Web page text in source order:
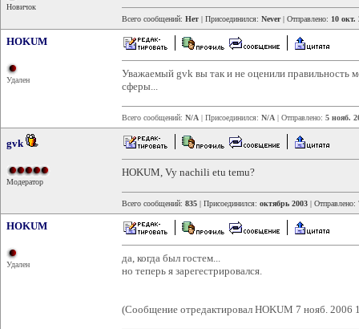
Новичок
Всего сообщений: Нет | Присоединился: Never| Отправлено: 10 окт.
HOKUM
Удален
Уважаемый gvk вы так и не оценили правильность
сферы...
Всего сообщений: N/A | Присоединился: N/A | Отправлено: 5 нояб.
gvk
Модератор
HOKUM, Vy nachili etu temu?
Всего сообщений: 835 | Присоединился: октябрь 2003 | Отправлено:
HOKUM
Удален
да, когда был гостем...
но теперь я зарегестрировался.
(Сообщение отредактировал HOKUM 7 нояб. 2006